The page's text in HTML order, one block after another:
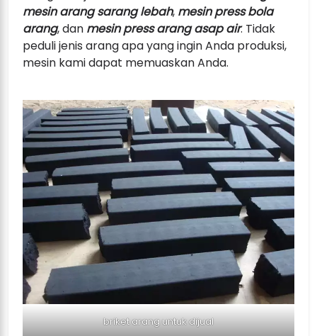
mesin arang sarang lebah, mesin press bola
arang, dan mesin press arang asap air. Tidak
peduli jenis arang apa yang ingin Anda produksi,
mesin kami dapat memuaskan Anda.
briket arang untuk dijual